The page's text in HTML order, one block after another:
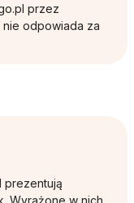
przez
odpowiada za
prezentują
Wyrażone w nich